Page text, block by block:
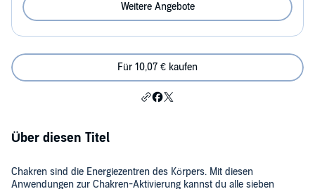
Weitere Angebote
Für 10,07 € kaufen
Über diesen Titel
Chakren sind die Energiezentren des Körpers. Mit diesen
Anwendungen zur Chakren-Aktivierung kannst du alle sieben